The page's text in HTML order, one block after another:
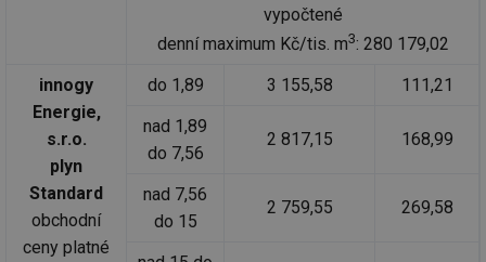
vypočtené
denní maximum Kč/tis. m3: 280 179,02
innogy
Energie,
s.r.o.
plyn
Standard
obchodní
ceny platné
do 1,89 3 155,58
111,21
nad 1,89
do 7,56
2 817,15 168,99
nad 7,56
do 15
2 759,55 269,58